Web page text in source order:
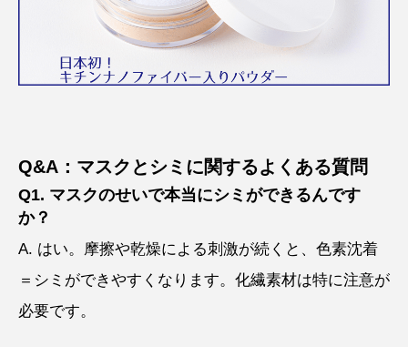
Q&A：マスクとシミに関するよくある質問
Q1. マスクのせいで本当にシミができるんです
か？
A. はい。摩擦や乾燥による刺激が続くと、色素沈着
＝シミができやすくなります。化繊素材は特に注意が
必要です。